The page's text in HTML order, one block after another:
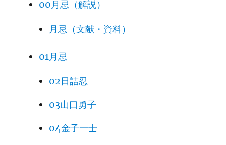
00月忌（解説）
月忌（文献・資料）
01月忌
02日詰忍
03山口勇子
04金子一士